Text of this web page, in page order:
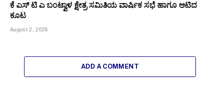
ಕೆ ಎಸ್ ಟಿ ಎ ಬಂಟ್ವಾಳ ಕ್ಷೇತ್ರ ಸಮಿತಿಯ ವಾರ್ಷಿಕ ಸಭೆ ಹಾಗೂ ಆಟಿದ
ಕೂಟ
August 2, 2026
ADD A COMMENT